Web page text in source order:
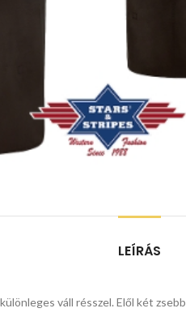
LEÍRÁS
váll résszel. Elől két